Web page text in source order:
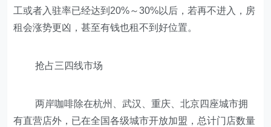
工或者入驻率已经达到20%～30%以后，若再不进入，房
租会涨势更凶，甚至有钱也租不到好位置。
抢占三四线市场
两岸咖啡除在杭州、武汉、重庆、北京四座城市拥
有直营店外，已在全国各级城市开放加盟，总计门店数量